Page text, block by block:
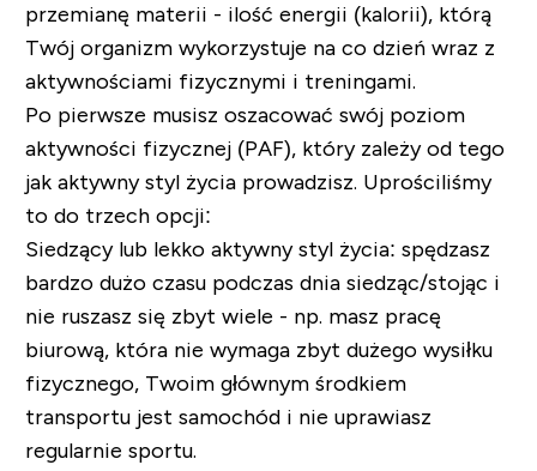
przemianę materii - ilość energii (kalorii), którą
Twój organizm wykorzystuje na co dzień wraz z
aktywnościami fizycznymi i treningami.
Po pierwsze musisz oszacować swój poziom
aktywności fizycznej (PAF), który zależy od tego
jak aktywny styl życia prowadzisz. Uprościliśmy
to do trzech opcji:
Siedzący lub lekko aktywny styl życia: spędzasz
bardzo dużo czasu podczas dnia siedząc/stojąc i
nie ruszasz się zbyt wiele - np. masz pracę
biurową, która nie wymaga zbyt dużego wysiłku
fizycznego, Twoim głównym środkiem
transportu jest samochód i nie uprawiasz
regularnie sportu.